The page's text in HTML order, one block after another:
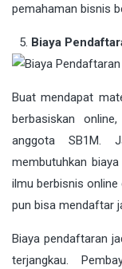
pemahaman bisnis
Biaya
Buat mendapat
berbasiskan
anggota SB1M.
membutuhkan
ilmu berbisnis online
pun bisa mendaftar
Biaya pendaftaran
terjangkau.